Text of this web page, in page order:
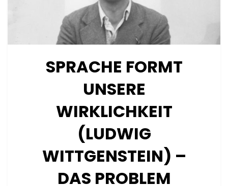
SPRACHE FORMT
UNSERE
WIRKLICHKEIT
(LUDWIG
WITTGENSTEIN) –
DAS PROBLEM